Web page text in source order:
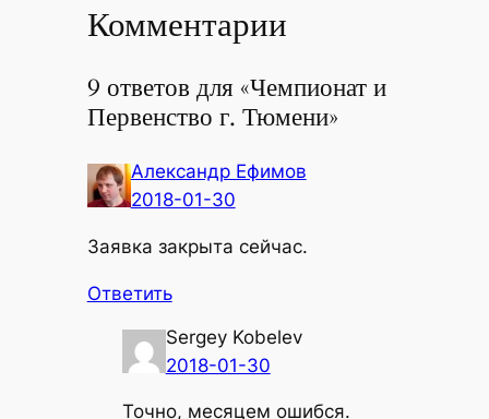
Комментарии
9 ответов для «Чемпионат и
Первенство г. Тюмени»
Александр Ефимов
2018-01-30
Заявка закрыта сейчас.
Ответить
Sergey Kobelev
2018-01-30
Точно, месяцем ошибся.